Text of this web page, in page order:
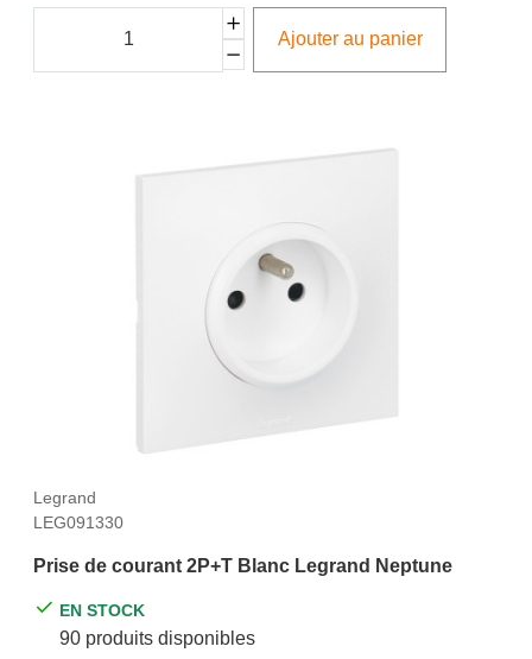
Ajouter au panier
Legrand
LEG091330
Prise de courant 2P+T Blanc Legrand Neptune
EN STOCK
90 produits disponibles